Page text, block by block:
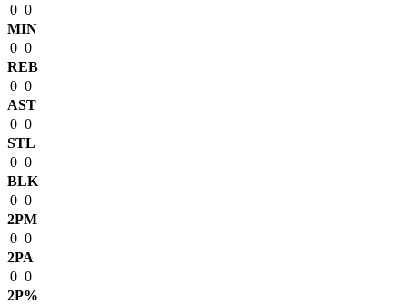
0 0
MIN
0 0
REB
0 0
AST
0 0
STL
0 0
BLK
0 0
2PM
0 0
2PA
0 0
2P%